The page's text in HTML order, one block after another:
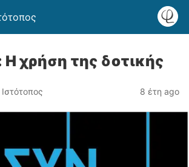
Η χρήση της δοτικής
8 έτη ago